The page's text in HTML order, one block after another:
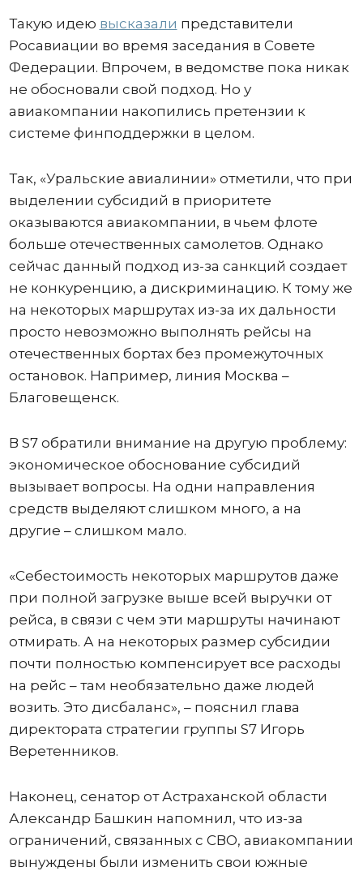
Такую идею высказали представители
Росавиации во время заседания в Совете
Федерации. Впрочем, в ведомстве пока никак
не обосновали свой подход. Но у
авиакомпании накопились претензии к
системе финподдержки в целом.
Так, «Уральские авиалинии» отметили, что при
выделении субсидий в приоритете
оказываются авиакомпании, в чьем флоте
больше отечественных самолетов. Однако
сейчас данный подход из-за санкций создает
не конкуренцию, а дискриминацию. К тому же
на некоторых маршрутах из-за их дальности
просто невозможно выполнять рейсы на
отечественных бортах без промежуточных
остановок. Например, линия Москва –
Благовещенск.
В S7 обратили внимание на другую проблему:
экономическое обоснование субсидий
вызывает вопросы. На одни направления
средств выделяют слишком много, а на
другие – слишком мало.
«Себестоимость некоторых маршрутов даже
при полной загрузке выше всей выручки от
рейса, в связи с чем эти маршруты начинают
отмирать. А на некоторых размер субсидии
почти полностью компенсирует все расходы
на рейс – там необязательно даже людей
возить. Это дисбаланс», – пояснил глава
директората стратегии группы S7 Игорь
Веретенников.
Наконец, сенатор от Астраханской области
Александр Башкин напомнил, что из-за
ограничений, связанных с СВО, авиакомпании
вынуждены были изменить свои южные